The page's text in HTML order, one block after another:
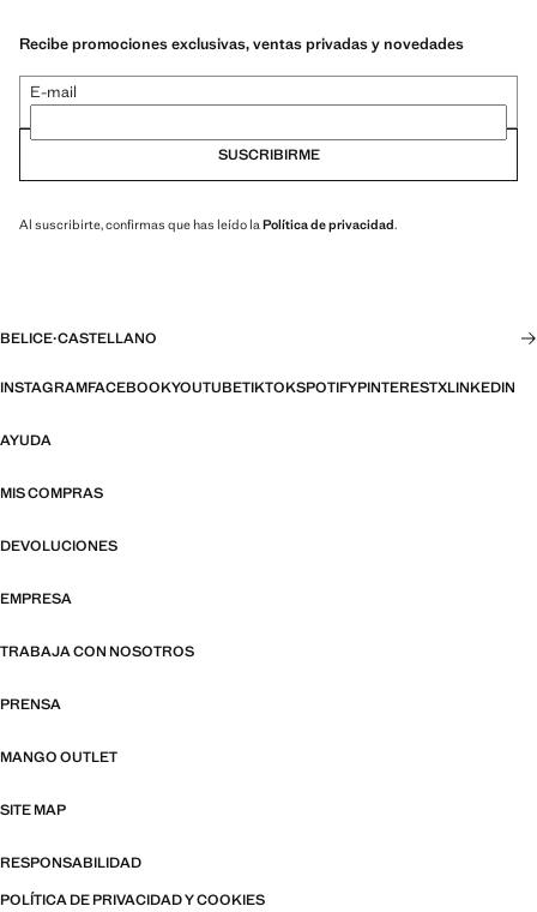
Recibe promociones exclusivas, ventas privadas y novedades
E-mail
SUSCRIBIRME
Al suscribirte, confirmas que has leído la Política de privacidad.
BELICE·CASTELLANO
INSTAGRAMFACEBOOKYOUTUBETIKTOKSPOTIFYPINTERESTXLINKEDIN
AYUDA
MIS COMPRAS
DEVOLUCIONES
EMPRESA
TRABAJA CON NOSOTROS
PRENSA
MANGO OUTLET
SITE MAP
RESPONSABILIDAD
POLÍTICA DE PRIVACIDAD Y COOKIES